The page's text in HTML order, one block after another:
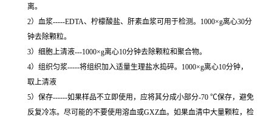
离。
2）血浆-----EDTA、柠檬酸盐、肝素血浆可用于检测。1000×g离心30分
钟去除颗粒。
3）细胞上清液---1000×g离心10分钟去除颗粒和聚合物。
4）组织匀浆-----将组织加入适量生理盐水捣碎。1000×g离心10分钟，
取上清液
5）保存------如果样品不立即使用，应将其分成小部分-70 ℃保存，避免
反复冷冻。尽可能的不要使用溶血或GXZ血。如果血清中大量颗粒，检